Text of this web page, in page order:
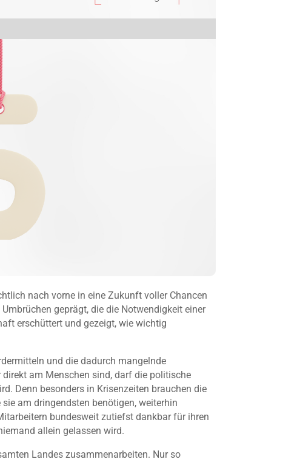
nach vorne in eine Zukunft voller Chancen
geprägt, die die Notwendigkeit einer
erschüttert und gezeigt, wie wichtig
und die dadurch mangelnde
am Menschen sind, darf die politische
Denn besonders in Krisenzeiten brauchen die
am dringendsten benötigen, weiterhin
bundesweit zutiefst dankbar für ihren
allein gelassen wird.
Landes zusammenarbeiten. Nur so